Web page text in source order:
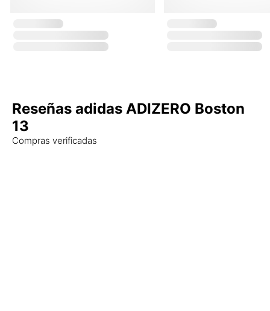
Reseñas adidas ADIZERO Boston
13
Compras verificadas